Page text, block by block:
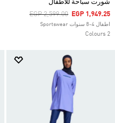
شورت سباحة للأطفال
Price Reduced From
EGP 2,599.00ToEGP 1,949.25
اطفال 4-8 سنوات Sportswear
2 Colours